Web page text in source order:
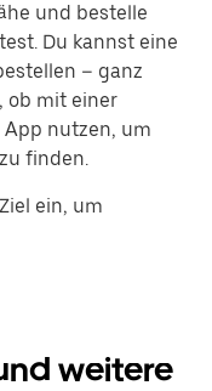
und bestelle
Du kannst eine
– ganz
ob mit einer
nutzen, um
finden.
ein, um
weitere